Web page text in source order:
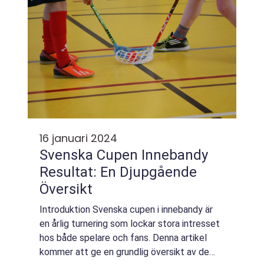
16 januari 2024
Svenska Cupen Innebandy
Resultat: En Djupgående
Översikt
Introduktion Svenska cupen i innebandy är
en årlig turnering som lockar stora intresset
hos både spelare och fans. Denna artikel
kommer att ge en grundlig översikt av de